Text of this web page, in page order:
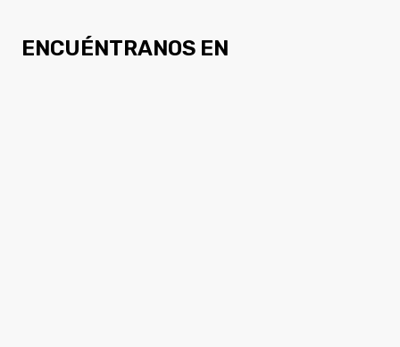
ENCUÉNTRANOS EN